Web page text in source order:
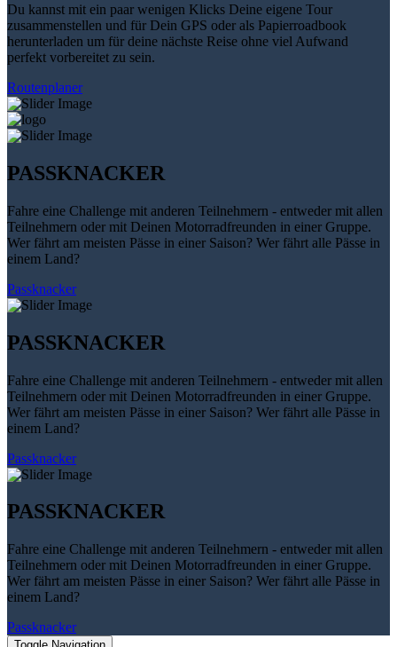
Du kannst mit ein paar wenigen Klicks Deine eigene Tour
zusammenstellen und für Dein GPS oder als Papierroadbook
herunterladen um für deine nächste Reise ohne viel Aufwand
perfekt vorbereitet zu sein.
Routenplaner
PASSKNACKER
Fahre eine Challenge mit anderen Teilnehmern - entweder mit allen
Teilnehmern oder mit Deinen Motorradfreunden in einer Gruppe.
Wer fährt am meisten Pässe in einer Saison? Wer fährt alle Pässe in
einem Land?
Passknacker
PASSKNACKER
Fahre eine Challenge mit anderen Teilnehmern - entweder mit allen
Teilnehmern oder mit Deinen Motorradfreunden in einer Gruppe.
Wer fährt am meisten Pässe in einer Saison? Wer fährt alle Pässe in
einem Land?
Passknacker
PASSKNACKER
Fahre eine Challenge mit anderen Teilnehmern - entweder mit allen
Teilnehmern oder mit Deinen Motorradfreunden in einer Gruppe.
Wer fährt am meisten Pässe in einer Saison? Wer fährt alle Pässe in
einem Land?
Passknacker